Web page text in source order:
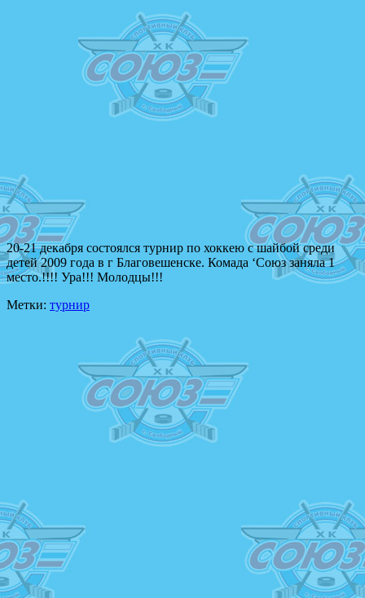
20-21 декабря состоялся турнир по хоккею с шайбой среди
детей 2009 года в г Благовешенске. Комада ‘Союз заняла 1
место.!!!! Ура!!! Молодцы!!!
Метки: турнир